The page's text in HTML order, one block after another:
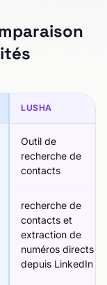
LUSHA
Outil de
recherche de
contacts
recherche de
contacts et
extraction de
numéros directs
depuis LinkedIn